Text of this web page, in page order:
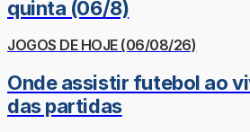
quinta (06/8)
JOGOS DE HOJE (06/08/26)
Onde assistir futebol ao
das partidas